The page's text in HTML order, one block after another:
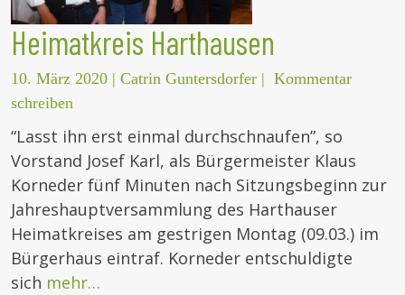
Heimatkreis Harthausen
10. März 2020 | Catrin Guntersdorfer | Kommentar
schreiben
“Lasst ihn erst einmal durchschnaufen”, so
Vorstand Josef Karl, als Bürgermeister Klaus
Korneder fünf Minuten nach Sitzungsbeginn zur
Jahreshauptversammlung des Harthauser
Heimatkreises am gestrigen Montag (09.03.) im
Bürgerhaus eintraf. Korneder entschuldigte
sich mehr…